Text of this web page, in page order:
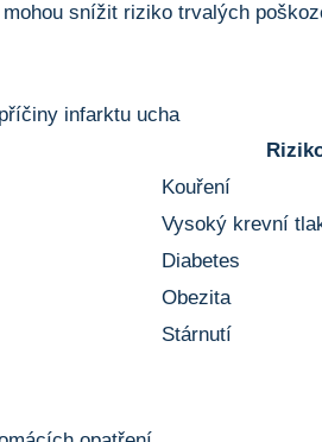
snížit riziko trvalých
infarktu ucha
Kouření
Vysoký krevní
Diabetes
Obezita
Stárnutí